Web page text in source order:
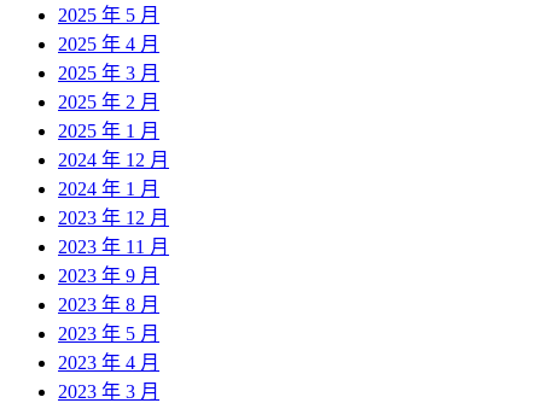
2025 年 5 月
2025 年 4 月
2025 年 3 月
2025 年 2 月
2025 年 1 月
2024 年 12 月
2024 年 1 月
2023 年 12 月
2023 年 11 月
2023 年 9 月
2023 年 8 月
2023 年 5 月
2023 年 4 月
2023 年 3 月